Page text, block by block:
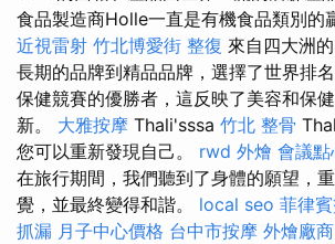
食品製造商Holle一直是有機食品類別的
近視雷射 竹北博愛街 整復 來自四大洲
長期的品牌到精品品牌，選擇了世界排
保健競賽的優勝者，這反映了美容和保
新。 大雅按摩 Thali'sssa 竹北 整骨
您可以重新發現自己。 rwd 外燴 會議點
在旅行期間，我們聽到了身體的願望，
覺，並最終變得和諧。 local seo 菲律
抓漏 月子中心價格 台中市按摩 外燴廠商